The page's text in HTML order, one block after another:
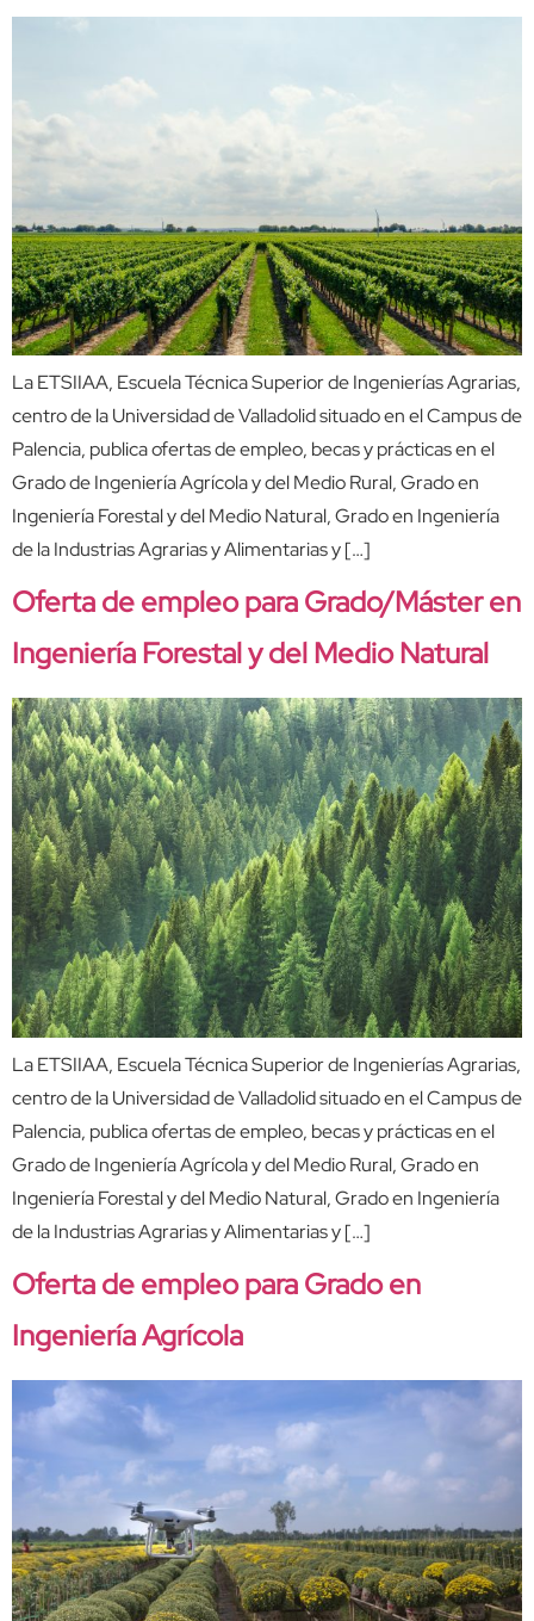
La ETSIIAA, Escuela Técnica Superior de Ingenierías Agrarias,
centro de la Universidad de Valladolid situado en el Campus de
Palencia, publica ofertas de empleo, becas y prácticas en el
Grado de Ingeniería Agrícola y del Medio Rural, Grado en
Ingeniería Forestal y del Medio Natural, Grado en Ingeniería
de la Industrias Agrarias y Alimentarias y […]
Oferta de empleo para Grado/Máster en
Ingeniería Forestal y del Medio Natural
La ETSIIAA, Escuela Técnica Superior de Ingenierías Agrarias,
centro de la Universidad de Valladolid situado en el Campus de
Palencia, publica ofertas de empleo, becas y prácticas en el
Grado de Ingeniería Agrícola y del Medio Rural, Grado en
Ingeniería Forestal y del Medio Natural, Grado en Ingeniería
de la Industrias Agrarias y Alimentarias y […]
Oferta de empleo para Grado en
Ingeniería Agrícola